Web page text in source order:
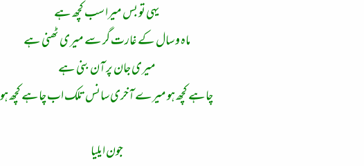
یہی تو بس میرا سب کچھ ہے
ماہ و سال کے غارت گر سے میری ٹھنی ہے
میری جان پر آن بنی ہے
چاہے کچھ ہو میرے آخری سانس تلک اب چاہے کچھ ہو
جون ایلیا